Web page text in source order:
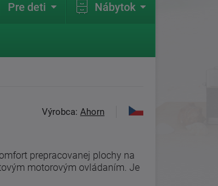
Pre deti Nábytok
Výrobca:Ahorn
prepracovanej plochy na
motorovým ovládaním. Je